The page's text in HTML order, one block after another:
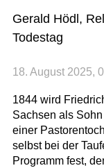
Gerald Hödl,
Todestag
18. August 2025,
1844 wird
Sachsen als
einer
selbst bei der
Programm fest,